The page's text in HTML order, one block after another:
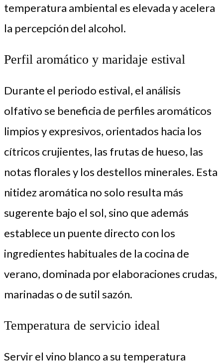
temperatura ambiental es elevada y acelera
la percepción del alcohol.
Perfil aromático y maridaje estival
Durante el periodo estival, el análisis
olfativo se beneficia de perfiles aromáticos
limpios y expresivos, orientados hacia los
cítricos crujientes, las frutas de hueso, las
notas florales y los destellos minerales. Esta
nitidez aromática no solo resulta más
sugerente bajo el sol, sino que además
establece un puente directo con los
ingredientes habituales de la cocina de
verano, dominada por elaboraciones crudas,
marinadas o de sutil sazón.
Temperatura de servicio ideal
Servir el vino blanco a su temperatura